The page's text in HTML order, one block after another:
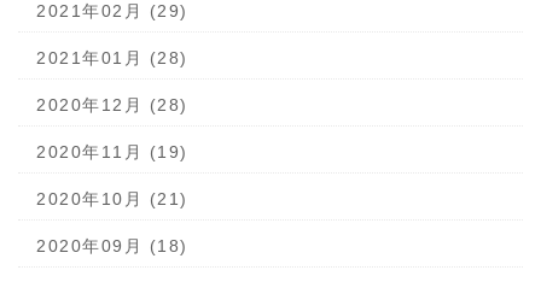
2021年02月 (29)
2021年01月 (28)
2020年12月 (28)
2020年11月 (19)
2020年10月 (21)
2020年09月 (18)